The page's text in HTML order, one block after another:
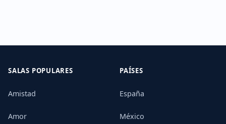
SALAS POPULARES
Amistad
Amor
PAÍSES
España
México